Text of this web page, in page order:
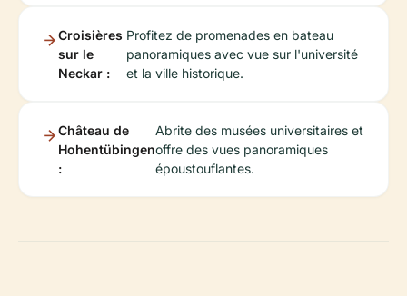
Croisières
sur le
Neckar :
Profitez de promenades en bateau
panoramiques avec vue sur l'université
et la ville historique.
Château de
Hohentübingen
:
Abrite des musées universitaires et
offre des vues panoramiques
époustouflantes.